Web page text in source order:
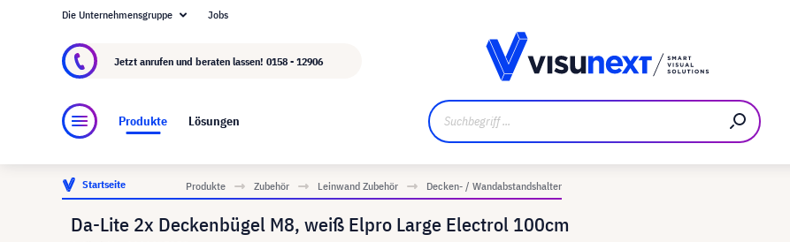
Über visunext.at
Die Unternehmensgruppe Jobs
Jetzt anrufen und beraten lassen! 0158 - 12906
Produkte Lösungen
Startseite Produkte Zubehör Leinwand Zubehör Decken- / Wandabstandshalter
Da-Lite 2x Deckenbügel M8, weiß Elpro Large Electrol 100cm